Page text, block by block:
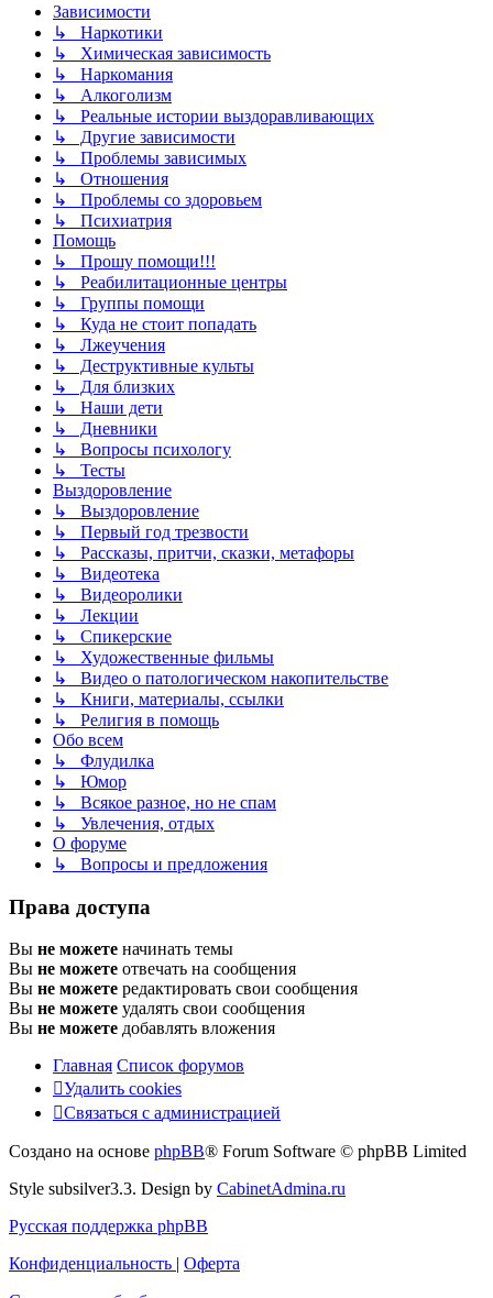
Зависимости
↳ Наркотики
↳ Химическая зависимость
↳ Наркомания
↳ Алкоголизм
↳ Реальные истории выздоравливающих
↳ Другие зависимости
↳ Проблемы зависимых
↳ Отношения
↳ Проблемы со здоровьем
↳ Психиатрия
Помощь
↳ Прошу помощи!!!
↳ Реабилитационные центры
↳ Группы помощи
↳ Куда не стоит попадать
↳ Лжеучения
↳ Деструктивные культы
↳ Для близких
↳ Наши дети
↳ Дневники
↳ Вопросы психологу
↳ Тесты
Выздоровление
↳ Выздоровление
↳ Первый год трезвости
↳ Рассказы, притчи, сказки, метафоры
↳ Видеотека
↳ Видеоролики
↳ Лекции
↳ Спикерские
↳ Художественные фильмы
↳ Видео о патологическом накопительстве
↳ Книги, материалы, ссылки
↳ Религия в помощь
Обо всем
↳ Флудилка
↳ Юмор
↳ Всякое разное, но не спам
↳ Увлечения, отдых
О форуме
↳ Вопросы и предложения
Права доступа
Вы не можете начинать темы
Вы не можете отвечать на сообщения
Вы не можете редактировать свои сообщения
Вы не можете удалять свои сообщения
Вы не можете добавлять вложения
Главная Список форумов
Удалить cookies
Связаться
администрацией
Связаться с администрацией
Создано на основе phpBB® Forum Software © phpBB Limited
Style subsilver3.3. Design by CabinetAdmina.ru
Русская поддержка phpBB
Конфиденциальность | Оферта